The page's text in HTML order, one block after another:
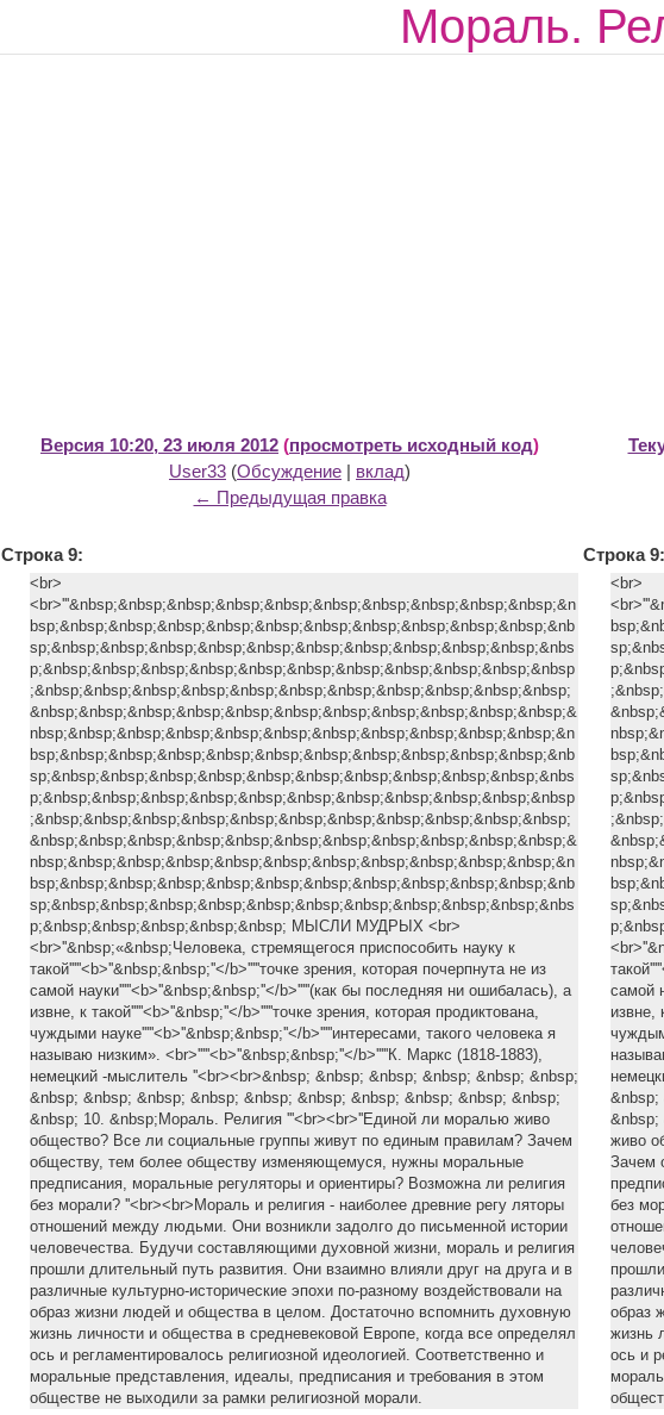
Мораль.
Версия 10:20, 23 июля 2012 (просмотреть исходный код)
User33 (Обсуждение | вклад)
← Предыдущая правка
Строка 9: Строка 9:
<br>
<br>'''&nbsp;&nbsp;&nbsp;&nbsp;&nbsp;&nbsp;&nbsp;&nbsp;&nbsp;&nbsp;&n
bsp;&nbsp;&nbsp;&nbsp;&nbsp;&nbsp;&nbsp;&nbsp;&nbsp;&nbsp;&nbsp;&nb
sp;&nbsp;&nbsp;&nbsp;&nbsp;&nbsp;&nbsp;&nbsp;&nbsp;&nbsp;&nbsp;&nbs
p;&nbsp;&nbsp;&nbsp;&nbsp;&nbsp;&nbsp;&nbsp;&nbsp;&nbsp;&nbsp;&nbsp
;&nbsp;&nbsp;&nbsp;&nbsp;&nbsp;&nbsp;&nbsp;&nbsp;&nbsp;&nbsp;&nbsp;
&nbsp;&nbsp;&nbsp;&nbsp;&nbsp;&nbsp;&nbsp;&nbsp;&nbsp;&nbsp;&nbsp;&
nbsp;&nbsp;&nbsp;&nbsp;&nbsp;&nbsp;&nbsp;&nbsp;&nbsp;&nbsp;&nbsp;&n
bsp;&nbsp;&nbsp;&nbsp;&nbsp;&nbsp;&nbsp;&nbsp;&nbsp;&nbsp;&nbsp;&nb
sp;&nbsp;&nbsp;&nbsp;&nbsp;&nbsp;&nbsp;&nbsp;&nbsp;&nbsp;&nbsp;&nbs
p;&nbsp;&nbsp;&nbsp;&nbsp;&nbsp;&nbsp;&nbsp;&nbsp;&nbsp;&nbsp;&nbsp
;&nbsp;&nbsp;&nbsp;&nbsp;&nbsp;&nbsp;&nbsp;&nbsp;&nbsp;&nbsp;&nbsp;
&nbsp;&nbsp;&nbsp;&nbsp;&nbsp;&nbsp;&nbsp;&nbsp;&nbsp;&nbsp;&nbsp;&
nbsp;&nbsp;&nbsp;&nbsp;&nbsp;&nbsp;&nbsp;&nbsp;&nbsp;&nbsp;&nbsp;&n
bsp;&nbsp;&nbsp;&nbsp;&nbsp;&nbsp;&nbsp;&nbsp;&nbsp;&nbsp;&nbsp;&nb
sp;&nbsp;&nbsp;&nbsp;&nbsp;&nbsp;&nbsp;&nbsp;&nbsp;&nbsp;&nbsp;&nbs
p;&nbsp;&nbsp;&nbsp;&nbsp;&nbsp; МЫСЛИ МУДРЫХ <br>
<br>''&nbsp;«&nbsp;Человека, стремящегося приспособить науку к
такой'''''<b>''&nbsp;&nbsp;''</b>'''''точке зрения, которая почерпнута не из
самой науки'''''<b>''&nbsp;&nbsp;''</b>'''''(как бы последняя ни ошибалась), а
извне, к такой'''''<b>''&nbsp;''</b>'''''точке зрения, которая продиктована,
чуждыми науке'''''<b>''&nbsp;&nbsp;''</b>'''''интересами, тaкoгo человека я
называю низким». <br>'''''<b>''&nbsp;&nbsp;''</b>'''''К. Маркс (1818-1883),
немецкий -мыслитель ''<br><br>&nbsp; &nbsp; &nbsp; &nbsp; &nbsp; &nbsp;
&nbsp; &nbsp; &nbsp; &nbsp; &nbsp; &nbsp; &nbsp; &nbsp; &nbsp; &nbsp;
&nbsp; 10. &nbsp;Мораль. Религия '''<br><br>''Единой ли моралью живо
общество? Все ли социальные группы живут по единым правилам? Зачем
обществу, тем более обществу изменяющемуся, нужны мoральные
предписания, моральные регуляторы и ориентиры? Возможна ли религия
без морали? ''<br><br>Мораль и религия - наиболее древние peгу ляторы
отношений между людьми. Они возникли задолго до письменной истории
человечества. Будучи составляющими духовной жизни, мораль и религия
прошли длительный путь развития. Они взаимно влияли друг на друга и в
различные культурно-исторические эпохи по-разному воздействовали на
образ жизни людей и общества в целом. Дocтaточно вспомнить духовную
жизнь личности и общества в средневековой Европе, когда все определял
ось и регламентировалось религиозной идеологией. Соответственно и
моральные представления, идеалы, предписания и требования в этом
обществе не выходили за рамки религиозной морали.
<br>
самой
извне,
&nbsp;
&nbsp;
живо
Зачем
без
образ
жизнь
ось и